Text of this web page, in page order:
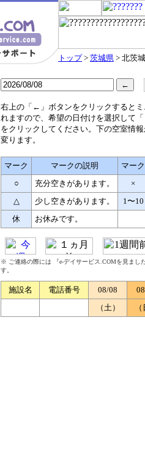
トップ> 茨城県 > 北茨
右上の「←」ボタンをクリックするとミ
れますので、希望の日付けを選択して
をクリックしてください。下の空室情
変ります。
マーク マークの説明 マーク
○
充分空きがあります。 ×
△
少し空きがあります。 1〜10
休
お休みです。
※ ご連絡の際には 『e-デイサービス.COMを見まし
す。
施設名 電話番号 08/08
（土）